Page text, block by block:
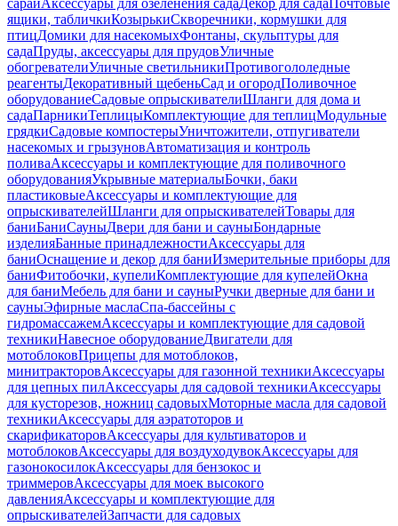
сараиАксессуары для озеленения садаДекор для садаПочтовые
ящики, табличкиКозырькиСкворечники, кормушки для
птицДомики для насекомыхФонтаны, скульптуры для
садаПруды, аксессуары для прудовУличные
обогревателиУличные светильникиПротивогололедные
реагентыДекоративный щебеньСад и огородПоливочное
оборудованиеСадовые опрыскивателиШланги для дома и
садаПарникиТеплицыКомплектующие для теплицМодульные
грядкиСадовые компостерыУничтожители, отпугиватели
насекомых и грызуновАвтоматизация и контроль
поливаАксессуары и комплектующие для поливочного
оборудованияУкрывные материалыБочки, баки
пластиковыеАксессуары и комплектующие для
опрыскивателейШланги для опрыскивателейТовары для
баниБаниСауныДвери для бани и сауныБондарные
изделияБанные принадлежностиАксессуары для
баниОснащение и декор для баниИзмерительные приборы для
баниФитобочки, купелиКомплектующие для купелейОкна
для баниМебель для бани и сауныРучки дверные для бани и
сауныЭфирные маслаСпа-бассейны с
гидромассажемАксессуары и комплектующие для садовой
техникиНавесное оборудованиеДвигатели для
мотоблоковПрицепы для мотоблоков,
минитракторовАксессуары для газонной техникиАксессуары
для цепных пилАксессуары для садовой техникиАксессуары
для кусторезов, ножниц садовыхМоторные масла для садовой
техникиАксессуары для аэратоторов и
скарификаторовАксессуары для культиваторов и
мотоблоковАксессуары для воздуходувокАксессуары для
газонокосилокАксессуары для бензокос и
триммеровАксессуары для моек высокого
давленияАксессуары и комплектующие для
опрыскивателейЗапчасти для садовых